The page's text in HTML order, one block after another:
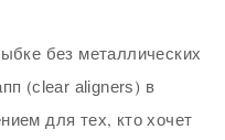
без металлических
(clear aligners) в
для тех, кто хочет